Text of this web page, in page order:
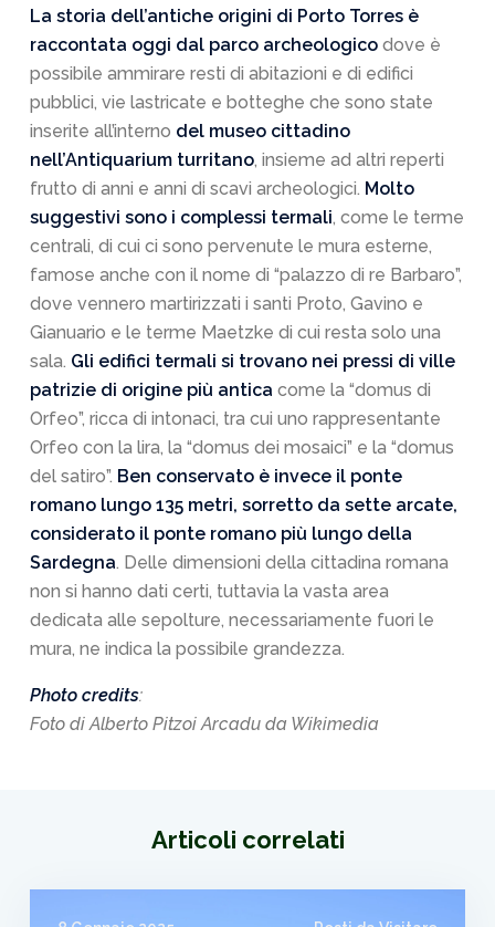
La storia dell’antiche origini di Porto Torres è
raccontata oggi dal parco archeologico dove è
possibile ammirare resti di abitazioni e di edifici
pubblici, vie lastricate e botteghe che sono state
inserite all’interno del museo cittadino
nell’Antiquarium turritano, insieme ad altri reperti
frutto di anni e anni di scavi archeologici. Molto
suggestivi sono i complessi termali, come le terme
centrali, di cui ci sono pervenute le mura esterne,
famose anche con il nome di “palazzo di re Barbaro”,
dove vennero martirizzati i santi Proto, Gavino e
Gianuario e le terme Maetzke di cui resta solo una
sala. Gli edifici termali si trovano nei pressi di ville
patrizie di origine più antica come la “domus di
Orfeo”, ricca di intonaci, tra cui uno rappresentante
Orfeo con la lira, la “domus dei mosaici” e la “domus
del satiro”. Ben conservato è invece il ponte
romano lungo 135 metri, sorretto da sette arcate,
considerato il ponte romano più lungo della
Sardegna. Delle dimensioni della cittadina romana
non si hanno dati certi, tuttavia la vasta area
dedicata alle sepolture, necessariamente fuori le
mura, ne indica la possibile grandezza.
Photo credits:
Foto di Alberto Pitzoi Arcadu da Wikimedia
Articoli correlati